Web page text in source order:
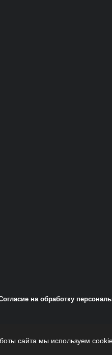
на обработку
сайта мы используем